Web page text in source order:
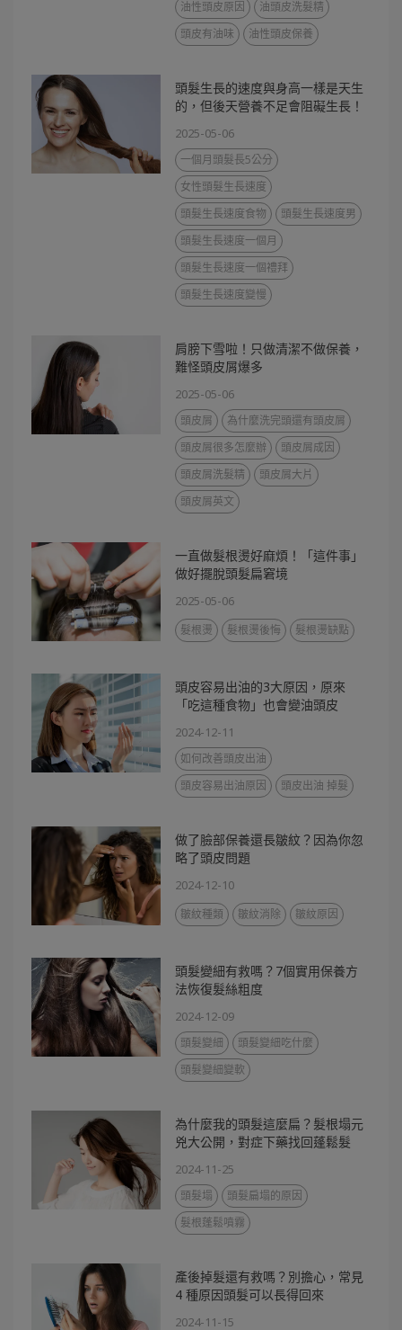
油性頭皮原因
油頭皮洗髮精
頭皮有油味
油性頭皮保養
頭髮生長的速度與身高一樣是天生
的，但後天營養不足會阻礙生長！
2025-05-06
一個月頭髮長5公分
女性頭髮生長速度
頭髮生長速度食物
頭髮生長速度男
頭髮生長速度一個月
頭髮生長速度一個禮拜
頭髮生長速度變慢
肩膀下雪啦！只做清潔不做保養，
難怪頭皮屑爆多
2025-05-06
頭皮屑
為什麼洗完頭還有頭皮屑
頭皮屑很多怎麼辦
頭皮屑成因
頭皮屑洗髮精
頭皮屑大片
頭皮屑英文
一直做髮根燙好麻煩！「這件事」
做好擺脫頭髮扁窘境
2025-05-06
髮根燙 髮根燙後悔 髮根燙缺點
頭皮容易出油的3大原因，原來
「吃這種食物」也會變油頭皮
2024-12-11
如何改善頭皮出油
頭皮容易出油原因
頭皮出油 掉髮
做了臉部保養還長皺紋？因為你忽
略了頭皮問題
2024-12-10
皺紋種類 皺紋消除 皺紋原因
頭髮變細有救嗎？7個實用保養方
法恢復髮絲粗度
2024-12-09
頭髮變細
頭髮變細吃什麼
頭髮變細變軟
為什麼我的頭髮這麼扁？髮根塌元
兇大公開，對症下藥找回蓬鬆髮
2024-11-25
頭髮塌
頭髮扁塌的原因
髮根蓬鬆噴霧
產後掉髮還有救嗎？別擔心，常見
4 種原因頭髮可以長得回來
2024-11-15